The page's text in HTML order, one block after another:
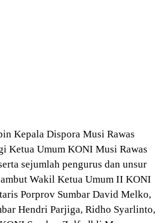
Kepala Dispora Musi Rawas
Ketua Umum KONI Musi Rawas
sejumlah pengurus dan unsur
Wakil Ketua Umum II KONI
Porprov Sumbar David Melko,
Hendri Parjiga, Ridho Syarlinto,